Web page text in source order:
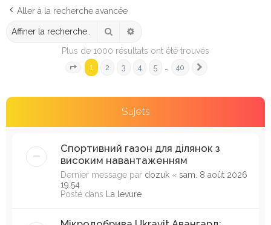
Aller à la recherche avancée
Rechercher
Plus de 1000 résultats ont été trouvés
Page1 sur 40
1 2 3 4 5 40
Sujets
Спортивний газон для ділянок з
високим навантаженням
Dernier message par dozuk « sam. 8 août 2026
19:54
Posté dans La levure